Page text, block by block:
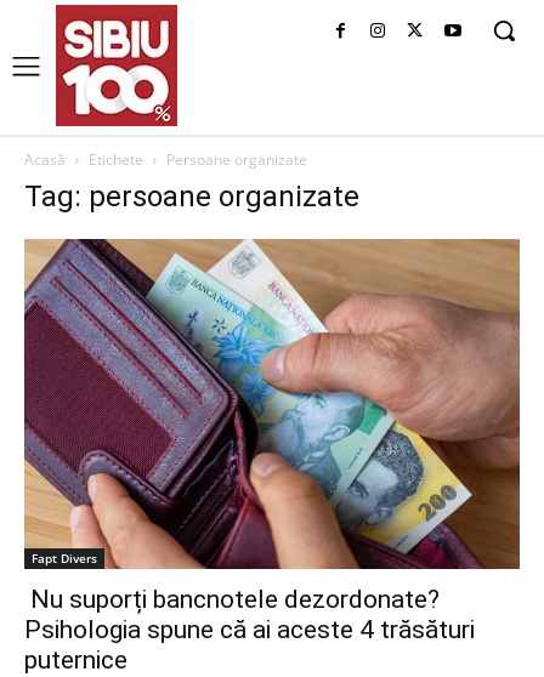
Acasă Etichete Persoane organizate
Tag: persoane organizate
Fapt Divers
Nu suporți bancnotele dezordonate?
Psihologia spune că ai aceste 4 trăsături
puternice